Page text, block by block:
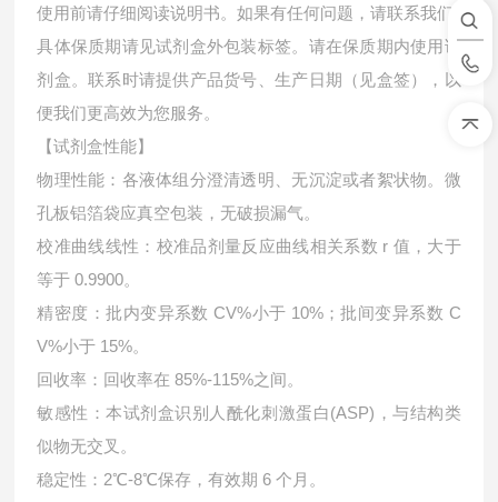
使用前请仔细阅读说明书。如果有任何问题，请联系我们
具体保质期请见试剂盒外包装标签。请在保质期内使用试
剂盒。联系时请提供产品货号、生产日期（见盒签），以
便我们更高效为您服务。
【试剂盒性能】
物理性能：各液体组分澄清透明、无沉淀或者絮状物。微
孔板铝箔袋应真空包装，无破损漏气。
校准曲线线性：校准品剂量反应曲线相关系数 r 值，大于
等于 0.9900。
精密度：批内变异系数 CV%小于 10%；批间变异系数 C
V%小于 15%。
回收率：回收率在 85%-115%之间。
敏感性：本试剂盒识别人酰化刺激蛋白(ASP)，与结构类
似物无交叉。
稳定性：2℃-8℃保存，有效期 6 个月。